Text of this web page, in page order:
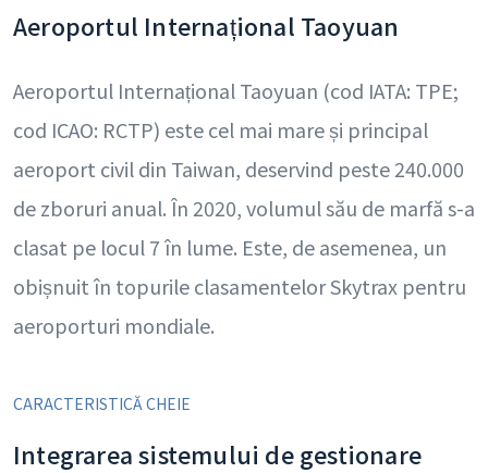
Aeroportul Internațional Taoyuan
Aeroportul Internațional Taoyuan (cod IATA: TPE;
cod ICAO: RCTP) este cel mai mare și principal
aeroport civil din Taiwan, deservind peste 240.000
de zboruri anual. În 2020, volumul său de marfă s-a
clasat pe locul 7 în lume. Este, de asemenea, un
obișnuit în topurile clasamentelor Skytrax pentru
aeroporturi mondiale.
CARACTERISTICĂ CHEIE
Integrarea sistemului de gestionare